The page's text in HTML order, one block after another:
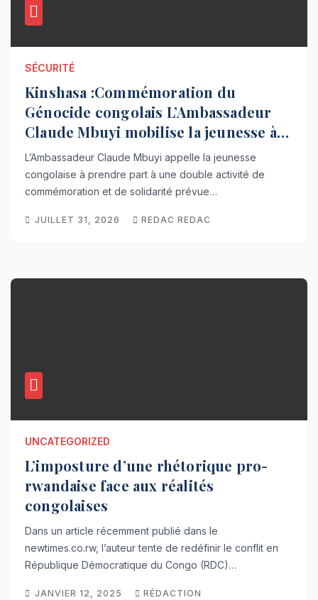
SÉCURITÉ
Kinshasa :Commémoration du
Génocide congolais L’Ambassadeur
Claude Mbuyi mobilise la jeunesse à
Limete ce 02 Août
L’Ambassadeur Claude Mbuyi appelle la jeunesse
congolaise à prendre part à une double activité de
commémoration et de solidarité prévue…
JUILLET 31, 2026 REDAC REDAC
UNCATEGORIZED
L’imposture d’une rhétorique pro-
rwandaise face aux réalités
congolaises
Dans un article récemment publié dans le
newtimes.co.rw, l’auteur tente de redéfinir le conflit en
République Démocratique du Congo (RDC)…
JANVIER 12, 2025 RÉDACTION